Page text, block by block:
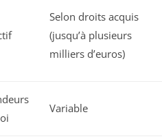
Selon droits acquis
(jusqu’à plusieurs
milliers d’euros)
Variable